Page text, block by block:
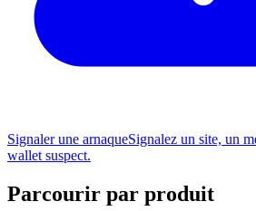
Signaler une arnaqueSignalez un site, un
wallet suspect.
Parcourir par produit